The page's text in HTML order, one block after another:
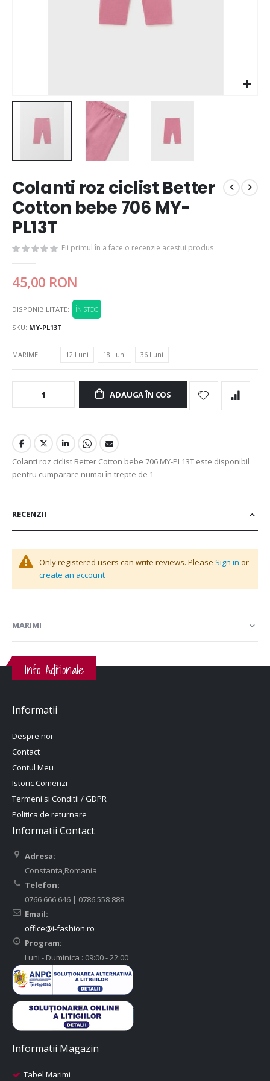
Colanti roz ciclist Better
Cotton bebe 706 MY-
PL13T
Fii primul în a face o recenzie acestui produs
45,00 RON
DISPONIBILITATE:
ÎN STOC
SKU MY-PL13T
MARIME 12 Luni 18 Luni 36 Luni
ADAUGA ÎN COS
Colanti roz ciclist Better Cotton bebe 706 MY-PL13T este disponibil
pentru cumparare numai în trepte de 1
RECENZII
Only registered users can write reviews. Please Sign in or
create an account
MARIMI
Info Aditionale
Informatii
Despre noi
Contact
Contul Meu
Istoric Comenzi
Termeni si Conditii / GDPR
Politica de returnare
Informatii Contact
Adresa:
Constanta,Romania
Telefon:
0766 666 646 | 0786 558 888
Email:
office@i-fashion.ro
Program:
Luni - Duminica : 09:00 - 22:00
Informatii Magazin
Tabel Marimi